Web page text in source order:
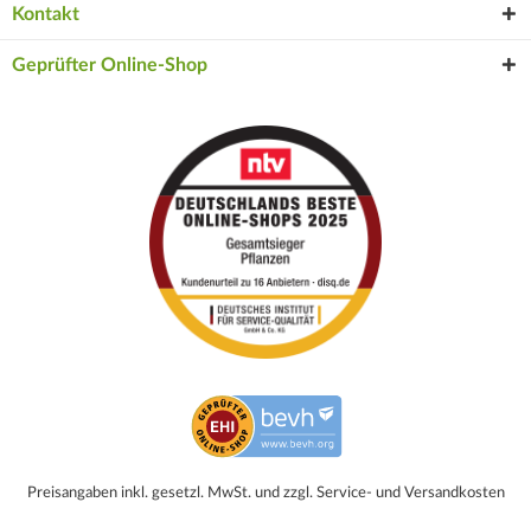
Kontakt
Geprüfter Online-Shop
Preisangaben inkl. gesetzl. MwSt. und zzgl. Service- und Versandkosten